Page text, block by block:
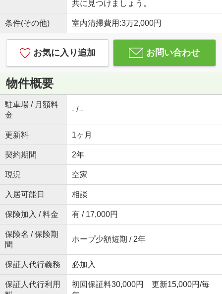
共に見つけましょう。
条件(その他) 室内清掃費用:3万2,000円
お気に入り追加 お問い合わせ
物件概要
駐車場 / 月額料
金
- / -
更新料 1ヶ月
契約期間 2年
現況 空家
入居可能日 相談
保険加入 / 料金 有 / 17,000円
保険名 / 保険期
間
ホープ少額短期 / 2年
保証人代行義務 必加入
保証人代行利用
初回保証料30,000円 更新15,000円/毎